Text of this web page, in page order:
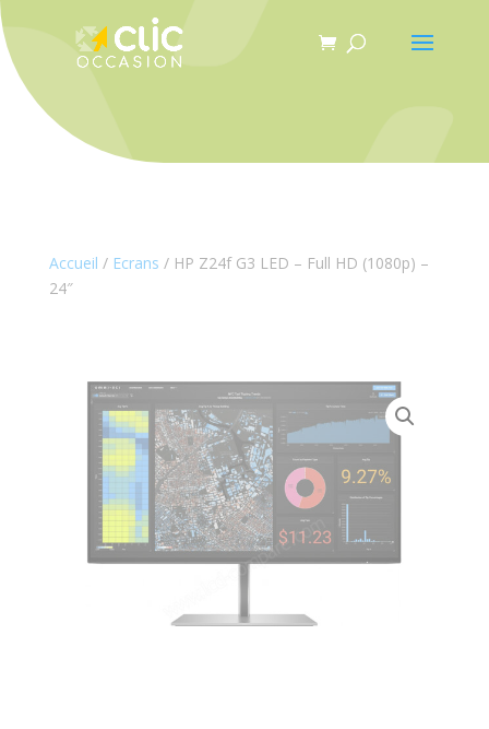
Accueil / Ecrans / HP Z24f G3 LED – Full HD (1080p) –
24″
Panneau de gestion des cookies